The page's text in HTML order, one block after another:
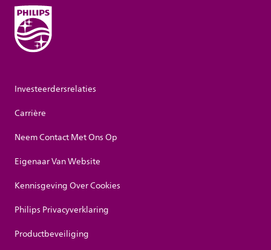
Investeerdersrelaties
Carrière
Neem Contact Met Ons Op
Eigenaar Van Website
Kennisgeving Over Cookies
Philips Privacyverklaring
Productbeveiliging